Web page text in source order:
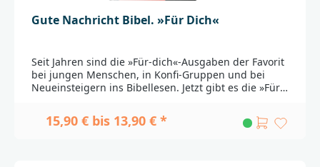
Gute Nachricht Bibel. »Für Dich«
Seit Jahren sind die »Für-dich«-Ausgaben der Favorit
bei jungen Menschen, in Konfi-Gruppen und bei
Neueinsteigern ins Bibellesen. Jetzt gibt es die »Für-
Text der durchgesehenen Neuausgabe 2018 in
neuem Layout auf weißem Papier. Ein Register am
15,90 € bis 13,90 € *